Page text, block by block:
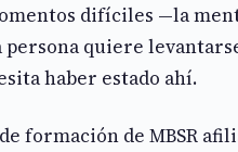
difíciles —la
persona quiere
haber estado ahí.
formación de MBSR